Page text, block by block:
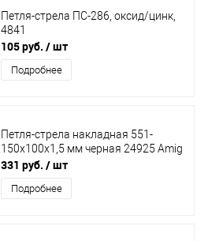
Петля-стрела ПС-286, оксид/цинк,
4841
105 руб. / шт
Подробнее
Петля-стрела накладная 551-
150х100х1,5 мм черная 24925 Amig
331 руб. / шт
Подробнее